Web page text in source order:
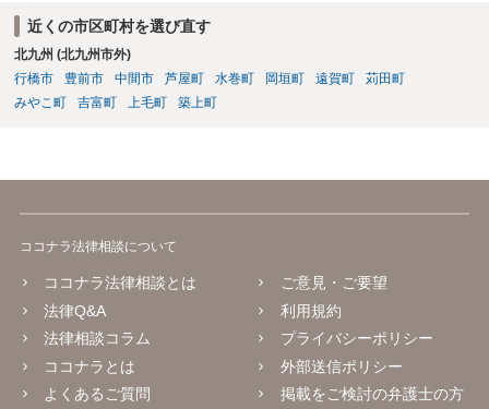
近くの市区町村を選び直す
北九州 (北九州市外)
行橋市
豊前市 中間市 芦屋町 水巻町 岡垣町 遠賀町
苅田町
みやこ町
吉富町 上毛町 築上町
ココナラ法律相談について
ココナラ法律相談とは
法律Q&A
法律相談コラム
ココナラとは
よくあるご質問
ご意見・ご要望
利用規約
プライバシーポリシー
外部送信ポリシー
掲載をご検討の弁護士の方